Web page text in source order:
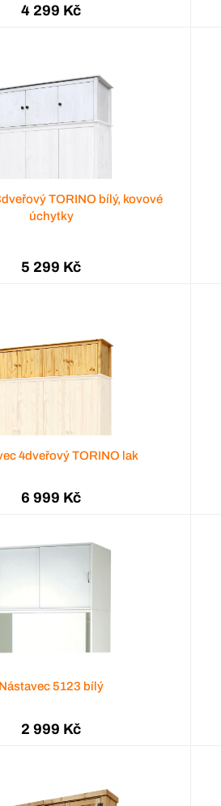
4 299 Kč
TORINO bílý, kovové
úchytky
5 299 Kč
4dveřový TORINO lak
6 999 Kč
Nástavec 5123 bílý
2 999 Kč